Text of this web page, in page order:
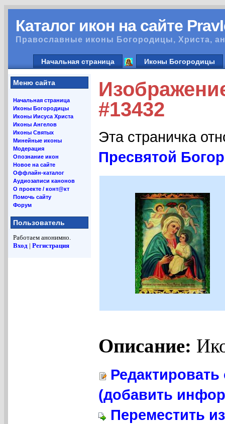
Каталог икон на сайте
Православные иконы Богородицы, Христа,
Начальная страница Иконы Богородицы
Меню сайта
Начальная страница
Иконы Богородицы
Иконы Иисуса Христа
Иконы Ангелов
Иконы Святых
Минейные иконы
Модерация
Опознание икон
Новое на сайте
Оффлайн-каталог
Аудиозаписи канонов
О проекте / конт@кт
Помочь сайту
Форум
Пользователь
Работаем анонимно.
Вход | Регистрация
#13432
Эта страничка
Пресвятой
Описание:
(добавить
Переместить